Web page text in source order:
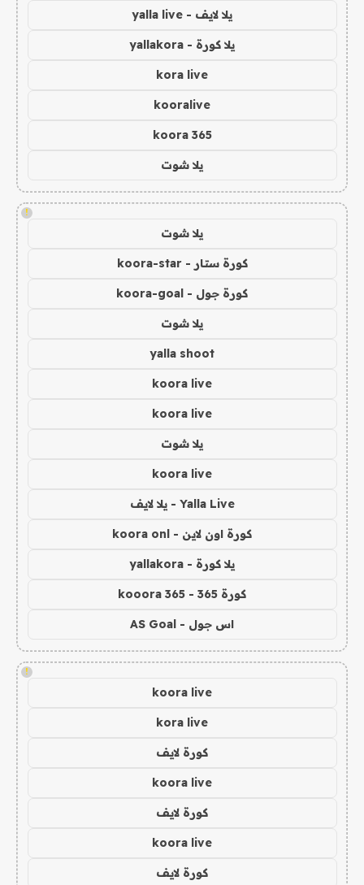
يلا لايف - yalla live
يلا كورة - yallakora
kora live
kooralive
koora 365
يلا شوت
!
يلا شوت
كورة ستار - koora-star
كورة جول - koora-goal
يلا شوت
yalla shoot
koora live
koora live
يلا شوت
koora live
Yalla Live - يلا لايف
كورة اون لاين - koora onl
يلا كورة - yallakora
كورة 365 - kooora 365
اس جول - AS Goal
!
koora live
kora live
كورة لايف
koora live
كورة لايف
koora live
كورة لايف